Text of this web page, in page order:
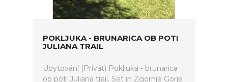
POKLJUKA - BRUNARICA OB POTI
JULIANA TRAIL
Ubytování (Privát) Pokljuka - brunarica
ob poti Juliana trail. Set in Zgornje Gorje